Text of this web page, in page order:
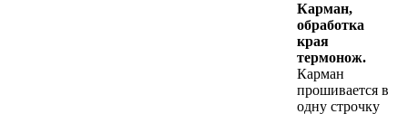
Карман,
обработка
края
термонож.
Карман
прошивается в
одну строчку